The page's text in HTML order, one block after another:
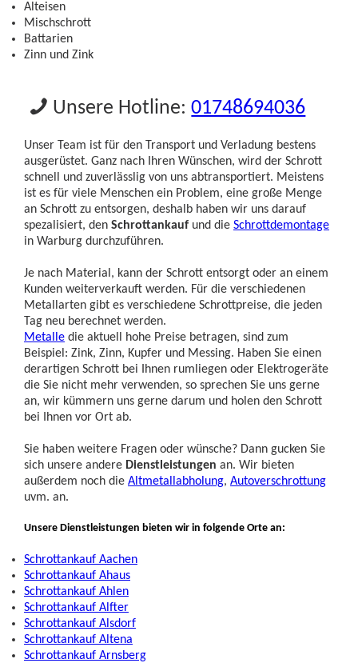
Alteisen
Mischschrott
Battarien
Zinn und Zink
Unsere Hotline:01748694036
Unser Team ist für den Transport und Verladung bestens
ausgerüstet. Ganz nach Ihren Wünschen, wird der Schrott
schnell und zuverlässlig von uns abtransportiert. Meistens
ist es für viele Menschen ein Problem, eine große Menge
an Schrott zu entsorgen, deshalb haben wir uns darauf
spezalisiert, den Schrottankauf und die Schrottdemontage
in Warburg durchzuführen.
Je nach Material, kann der Schrott entsorgt oder an einem
Kunden weiterverkauft werden. Für die verschiedenen
Metallarten gibt es verschiedene Schrottpreise, die jeden
Tag neu berechnet werden.
Metalle die aktuell hohe Preise betragen, sind zum
Beispiel: Zink, Zinn, Kupfer und Messing. Haben Sie einen
derartigen Schrott bei Ihnen rumliegen oder Elektrogeräte
die Sie nicht mehr verwenden, so sprechen Sie uns gerne
an, wir kümmern uns gerne darum und holen den Schrott
bei Ihnen vor Ort ab.
Sie haben weitere Fragen oder wünsche? Dann gucken Sie
sich unsere andere Dienstleistungen an. Wir bieten
außerdem noch die Altmetallabholung, Autoverschrottung
uvm. an.
Unsere Dienstleistungen bieten wir in folgende Orte an:
Schrottankauf Aachen
Schrottankauf Ahaus
Schrottankauf Ahlen
Schrottankauf Alfter
Schrottankauf Alsdorf
Schrottankauf Altena
Schrottankauf Arnsberg